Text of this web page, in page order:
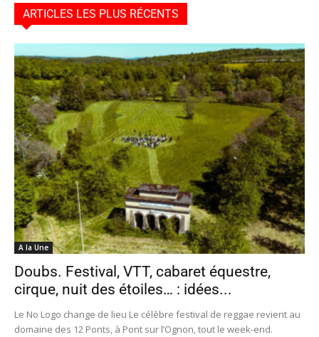
ARTICLES LES PLUS RÉCENTS
A la Une
Doubs. Festival, VTT, cabaret équestre,
cirque, nuit des étoiles… : idées...
Le No Logo change de lieu Le célèbre festival de reggae revient au
domaine des 12 Ponts, à Pont sur l’Ognon, tout le week-end.